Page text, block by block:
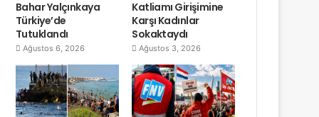
Bahar Yalçınkaya
Türkiye’de
Tutuklandı
Ağustos 6, 2026
Katliamı Girişimine
Karşı Kadınlar
Sokaktaydı
Ağustos 3, 2026